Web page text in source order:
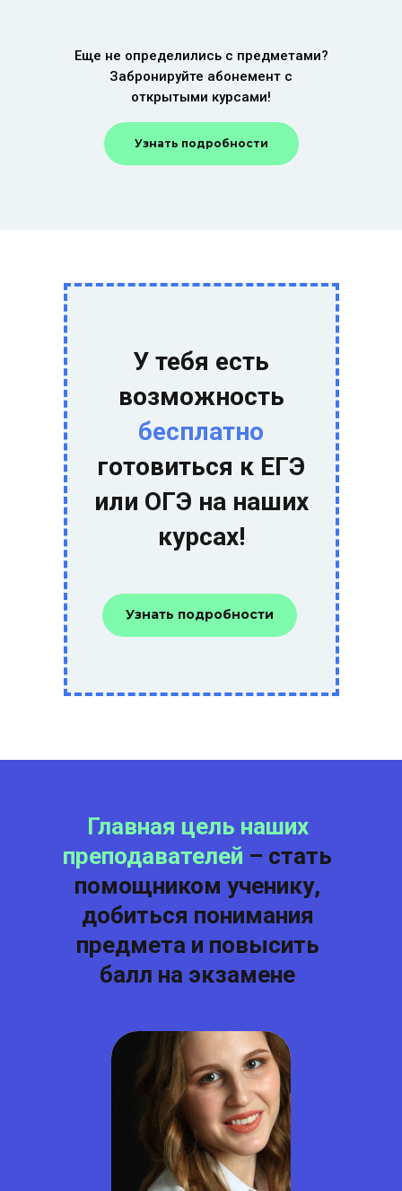
Узнать подробности
Еще не определились с предметами?
Забронируйте абонемент с
открытыми курсами!
У тебя есть
возможность
бесплатно
готовиться к ЕГЭ
или ОГЭ на наших
курсах!
Узнать подробности
Главная цель наших
преподавателей – стать
помощником ученику,
добиться понимания
предмета и повысить
балл на экзамене